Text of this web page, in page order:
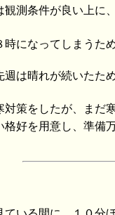
測条件が良い上に
時になってしまうた
は晴れが続いたた
策をしたが、まだ寒
好を用意し、準備